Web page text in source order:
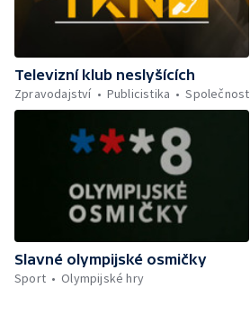
Televizní klub neslyšících
Zpravodajství
Publicistika Společnost
Slavné olympijské osmičky
Sport
Olympijské hry